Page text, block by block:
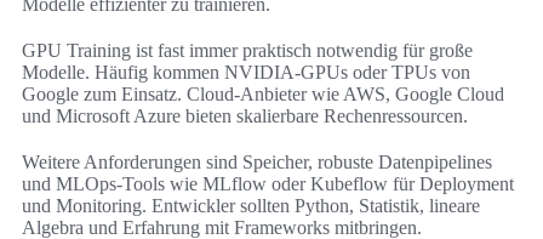
Modelle effizienter zu trainieren.
GPU Training ist fast immer praktisch notwendig für große
Modelle. Häufig kommen NVIDIA-GPUs oder TPUs von
Google zum Einsatz. Cloud-Anbieter wie AWS, Google Cloud
und Microsoft Azure bieten skalierbare Rechenressourcen.
Weitere Anforderungen sind Speicher, robuste Datenpipelines
und MLOps-Tools wie MLflow oder Kubeflow für Deployment
und Monitoring. Entwickler sollten Python, Statistik, lineare
Algebra und Erfahrung mit Frameworks mitbringen.